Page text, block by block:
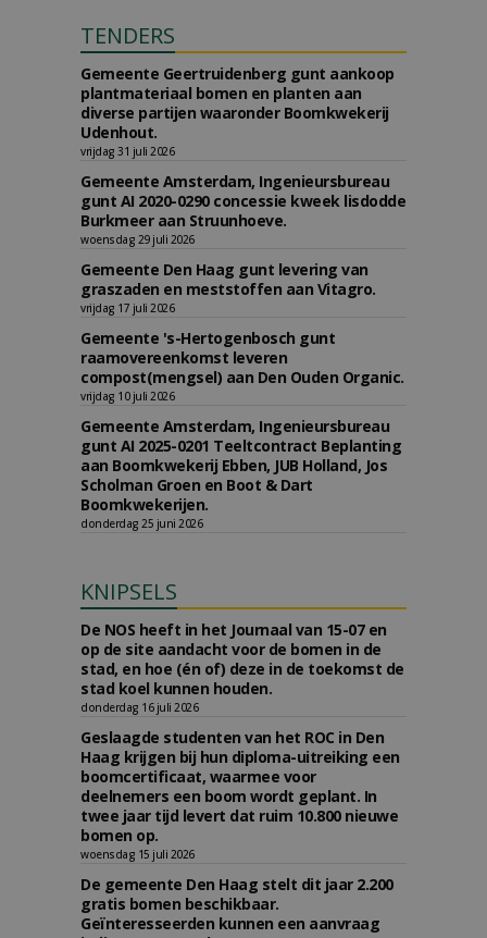
TENDERS
Gemeente Geertruidenberg gunt aankoop
plantmateriaal bomen en planten aan
diverse partijen waaronder Boomkwekerij
Udenhout.
vrijdag 31 juli 2026
Gemeente Amsterdam, Ingenieursbureau
gunt AI 2020-0290 concessie kweek lisdodde
Burkmeer aan Struunhoeve.
woensdag 29 juli 2026
Gemeente Den Haag gunt levering van
graszaden en meststoffen aan Vitagro.
vrijdag 17 juli 2026
Gemeente 's-Hertogenbosch gunt
raamovereenkomst leveren
compost(mengsel) aan Den Ouden Organic.
vrijdag 10 juli 2026
Gemeente Amsterdam, Ingenieursbureau
gunt AI 2025-0201 Teeltcontract Beplanting
aan Boomkwekerij Ebben, JUB Holland, Jos
Scholman Groen en Boot & Dart
Boomkwekerijen.
donderdag 25 juni 2026
KNIPSELS
De NOS heeft in het Journaal van 15-07 en
op de site aandacht voor de bomen in de
stad, en hoe (én of) deze in de toekomst de
stad koel kunnen houden.
donderdag 16 juli 2026
Geslaagde studenten van het ROC in Den
Haag krijgen bij hun diploma-uitreiking een
boomcertificaat, waarmee voor
deelnemers een boom wordt geplant. In
twee jaar tijd levert dat ruim 10.800 nieuwe
bomen op.
woensdag 15 juli 2026
De gemeente Den Haag stelt dit jaar 2.200
gratis bomen beschikbaar.
Geïnteresseerden kunnen een aanvraag